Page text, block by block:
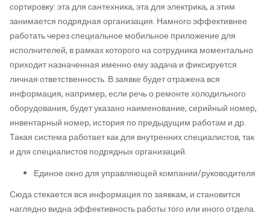
сортировку: эта для сантехника, эта для электрика, а этим
занимается подрядная организация. Намного эффективнее
работать через специальное мобильное приложение для
исполнителей, в рамках которого на сотрудника моментально
приходит назначенная именно ему задача и фиксируется
личная ответственность. В заявке будет отражена вся
информация, например, если речь о ремонте холодильного
оборудования, будет указано наименование, серийный номер,
инвентарный номер, история по предыдущим работам и др.
Такая система работает как для внутренних специалистов, так
и для специалистов подрядных организаций.
Единое окно для управляющей компании/руководителя
Сюда стекается вся информация по заявкам, и становится
наглядно видна эффективность работы того или иного отдела.